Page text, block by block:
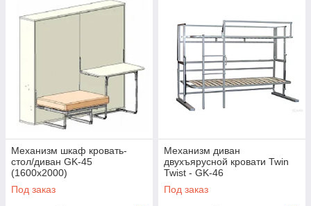
Механизм шкаф кровать-
стол/диван GK-45
(1600х2000)
Под заказ
Механизм диван
двухъярусной кровати Twin
Twist - GK-46
Под заказ